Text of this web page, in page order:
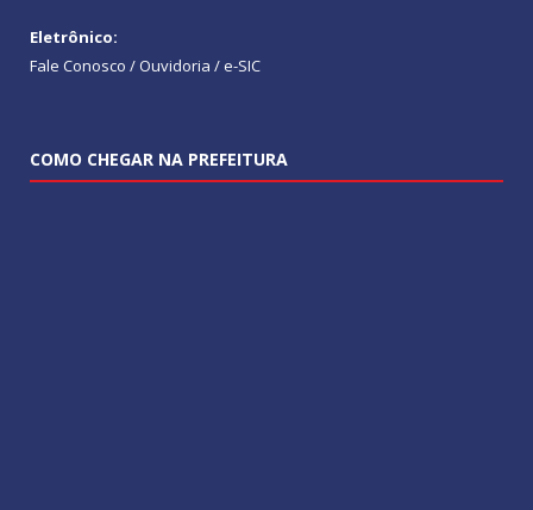
Eletrônico:
Fale Conosco / Ouvidoria / e-SIC
COMO CHEGAR NA PREFEITURA